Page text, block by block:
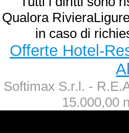
Qualora
in caso di
Offerte Hotel-
Softimax S.r.l. -
15.000,00